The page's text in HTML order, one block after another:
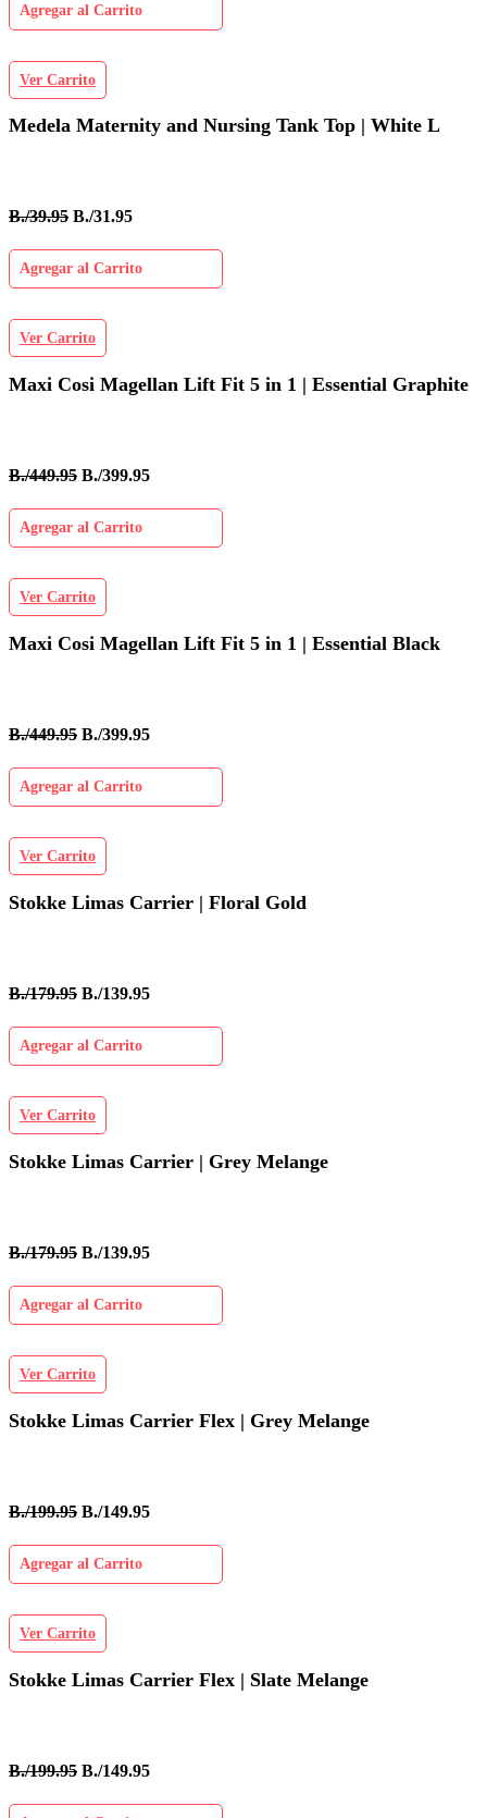
Agregar al Carrito
Ver Carrito
Medela Maternity and Nursing Tank Top | White L
B./39.95 B./31.95
Agregar al Carrito
Ver Carrito
Maxi Cosi Magellan Lift Fit 5 in 1 | Essential Graphite
B./449.95 B./399.95
Agregar al Carrito
Ver Carrito
Maxi Cosi Magellan Lift Fit 5 in 1 | Essential Black
B./449.95 B./399.95
Agregar al Carrito
Ver Carrito
Stokke Limas Carrier | Floral Gold
B./179.95 B./139.95
Agregar al Carrito
Ver Carrito
Stokke Limas Carrier | Grey Melange
B./179.95 B./139.95
Agregar al Carrito
Ver Carrito
Stokke Limas Carrier Flex | Grey Melange
B./199.95 B./149.95
Agregar al Carrito
Ver Carrito
Stokke Limas Carrier Flex | Slate Melange
B./199.95 B./149.95